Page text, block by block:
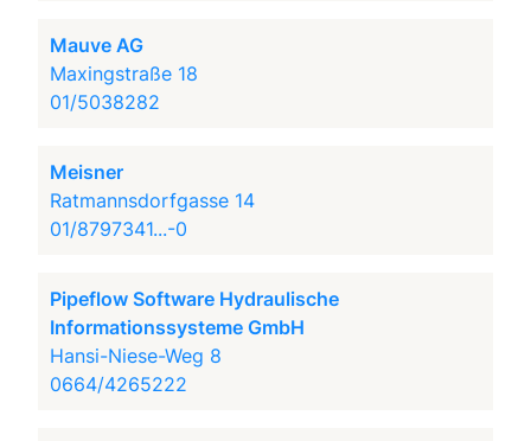
Mauve AG
Maxingstraße 18
01/5038282
Meisner
Ratmannsdorfgasse 14
01/8797341...-0
Pipeflow Software Hydraulische
Informationssysteme GmbH
Hansi-Niese-Weg 8
0664/4265222